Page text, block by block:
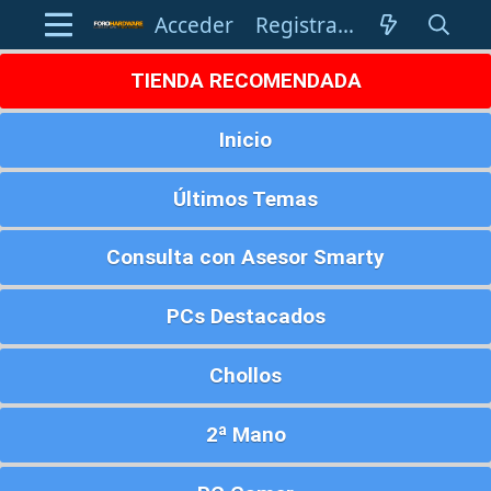
Acceder Registrarse
TIENDA RECOMENDADA
Inicio
Últimos Temas
Consulta con Asesor Smarty
PCs Destacados
Chollos
2ª Mano